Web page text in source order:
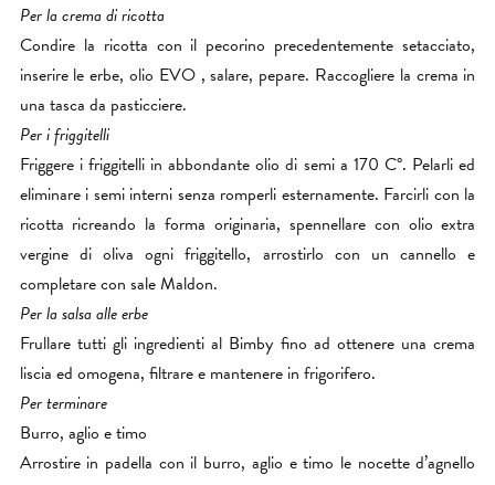
Per la crema di ricotta
Condire la ricotta con il pecorino precedentemente setacciato,
inserire le erbe, olio EVO , salare, pepare. Raccogliere la crema in
una tasca da pasticciere.
Per i friggitelli
Friggere i friggitelli in abbondante olio di semi a 170 C°. Pelarli ed
eliminare i semi interni senza romperli esternamente. Farcirli con la
ricotta ricreando la forma originaria, spennellare con olio extra
vergine di oliva ogni friggitello, arrostirlo con un cannello e
completare con sale Maldon.
Per la salsa alle erbe
Frullare tutti gli ingredienti al Bimby fino ad ottenere una crema
liscia ed omogena, filtrare e mantenere in frigorifero.
Per terminare
Burro, aglio e timo
Arrostire in padella con il burro, aglio e timo le nocette d’agnello